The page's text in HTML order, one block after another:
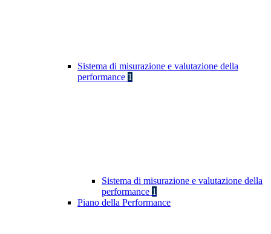
Sistema di misurazione e valutazione della
performance 1
Sistema di misurazione e valutazione della
performance 1
Piano della Performance